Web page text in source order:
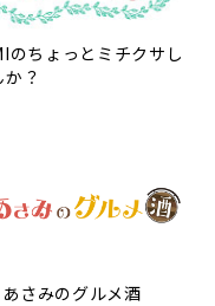
のちょっとミチクサし
か？
あさみのグルメ酒